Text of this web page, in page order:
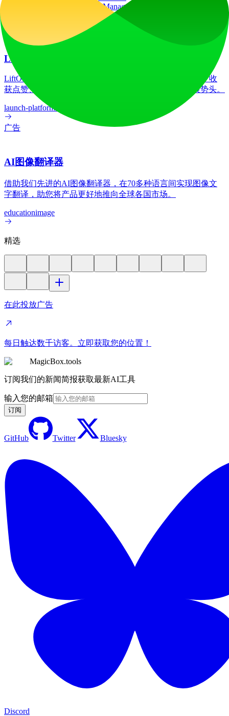
Google Tag Manager
LiftOff
LiftOff 是一个面向创客的产品发布平台，用于发布产品、收
获点赞、获得关注，并与热爱未来的社区共同构建发展势头。
launch-platform
广告
AI图像翻译器
借助我们先进的AI图像翻译器，在70多种语言间实现图像文
字翻译，助您将产品更好地推向全球各国市场。
educationimage
精选
在此投放广告
每日触达数千访客。立即获取您的位置！
MagicBox.tools
订阅我们的新闻简报获取最新AI工具
输入您的邮箱
订阅
GitHub Twitter Bluesky
Discord